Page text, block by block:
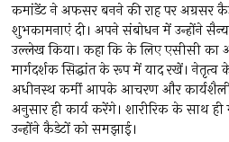
कमांडेंट ने अफसर बनने की राह पर अग्रसर
शुभकामनाएं दी। अपने संबोधन में उन्होंने
उल्लेख किया। कहा कि के लिए एसीसी का
मार्गदर्शक सिद्धांत के रूप में याद रखें। नेतृत्व
अधीनस्थ कर्मी आपके आचरण और
अनुसार ही कार्य करेंगे। शारीरिक के साथ
उन्होंने कैडेटों को समझाई।